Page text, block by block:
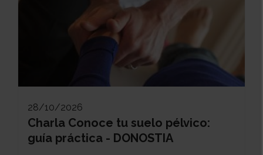
28/10/2026
Charla Conoce tu suelo pélvico:
guía práctica - DONOSTIA